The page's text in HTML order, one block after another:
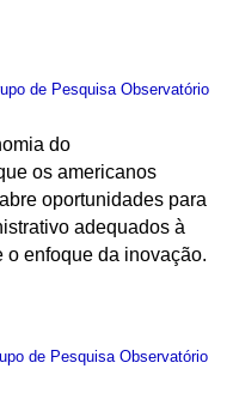
de Pesquisa Observatório
do
os americanos
oportunidades para
adequados à
enfoque da inovação.
de Pesquisa Observatório